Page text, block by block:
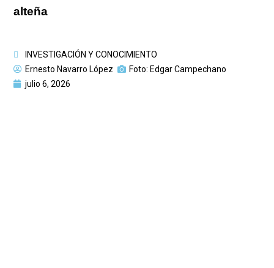
alteña
INVESTIGACIÓN Y CONOCIMIENTO
Ernesto Navarro López
Foto: Edgar Campechano
julio 6, 2026